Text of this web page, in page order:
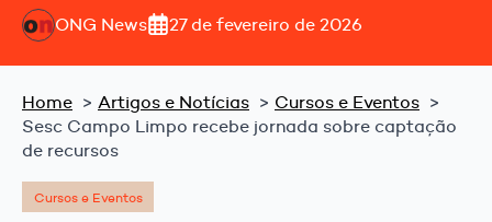
ONG News 27 de fevereiro de 2026
Home Artigos e Notícias
Cursos e Eventos
Sesc Campo Limpo recebe jornada sobre captação
de recursos
Cursos e Eventos